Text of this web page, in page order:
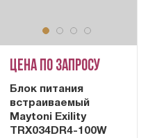
Цена по запросу
Блок питания
встраиваемый
Maytoni Exility
TRX034DR4-100W